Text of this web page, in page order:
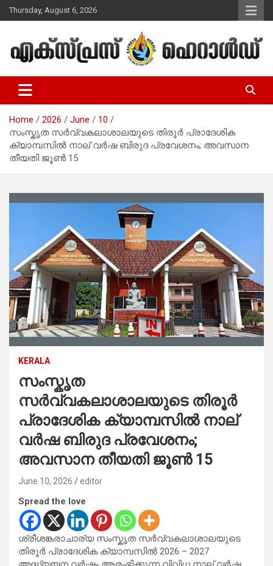
Skip
to
Thursday, August 6, 2026
Express Herald – Malayalam
Christian News
Home 2026 June
10
സംസ്കൃത സര്‍വ്വകലാശാലയുടെ തിരൂർ പ്രാദേശിക
ക്യാമ്പസിൽ നാല് വര്‍ഷ ബിരുദ പ്രവേശനം; അവസാന
തീയതി ജൂണ്‍ 15
KERALA
സംസ്കൃത
സര്‍വ്വകലാശാലയുടെ തിരൂർ
പ്രാദേശിക ക്യാമ്പസിൽ നാല്
വര്‍ഷ ബിരുദ പ്രവേശനം;
അവസാന തീയതി ജൂണ്‍ 15
June 10, 2026 editor
Spread the love
ശ്രീശങ്കരാചാര്യ സംസ്കൃത സര്‍വ്വകലാശാലയുടെ
തിരൂർ പ്രാദേശിക ക്യാമ്പസിൽ 2026 – 2027